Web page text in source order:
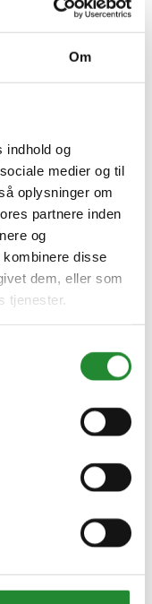
Om
indhold og
medier og til
oplysninger om
partnere inden
og
disse
dem, eller som
tjenester.